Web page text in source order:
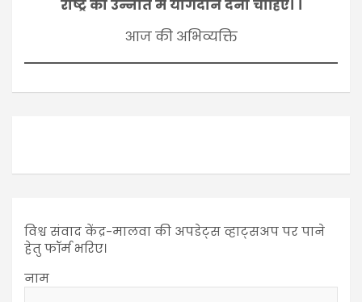
राष्ट्र की उन्नति में योगदान देना चाहिए। ।
आज की अभिव्यक्ति
विश्व संवाद केंद्र-मालवा की अपडेट्स व्हाट्सअप पर पाने
हेतु फॉर्म भरिए।
नाम